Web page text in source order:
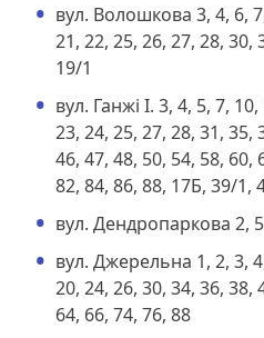
вул. Волошкова 3, 4, 6,
21, 22, 25, 26, 27, 28, 30,
19/1
вул. Ганжі І. 3, 4, 5, 7,
23, 24, 25, 27, 28, 31, 35,
46, 47, 48, 50, 54, 58, 60,
82, 84, 86, 88, 17Б, 39/1,
вул. Дендропаркова 2,
вул. Джерельна 1, 2, 3,
20, 24, 26, 30, 34, 36, 38,
64, 66, 74, 76, 88